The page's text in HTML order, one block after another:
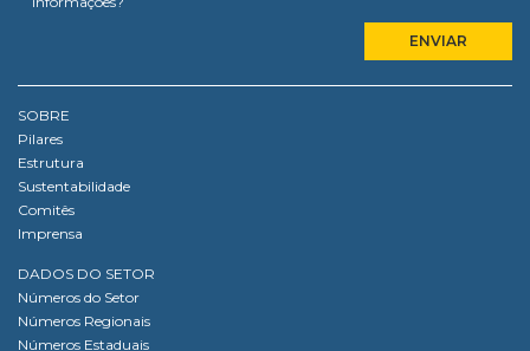
SOBRE
Pilares
Estrutura
Sustentabilidade
Comitês
Imprensa
DADOS DO SETOR
Números do Setor
Números Regionais
Números Estaduais